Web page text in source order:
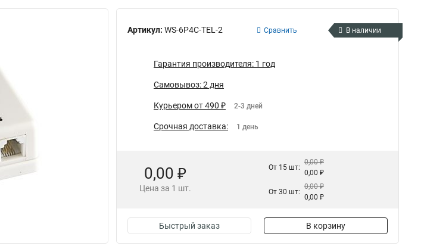
Артикул: WS-6P4C-TEL-2 Сравнить В наличии
Гарантия производителя: 1 год
Самовывоз: 2 дня
Курьером от 490 ₽ 2-3 дней
Срочная доставка: 1 день
0,00 ₽
Цена за 1 шт.
От 15 шт:
0,00 ₽
0,00 ₽
От 30 шт:
0,00 ₽
0,00 ₽
Быстрый заказ В корзину